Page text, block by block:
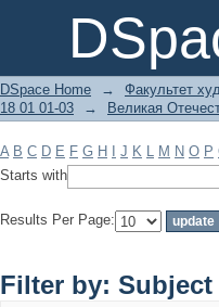
Filter by: Subject
DSpace Home → Факультет
18 01 01-03
→ Великая
A B C D E F G H J K L M N O P
Starts with
Results Per Page:
Filter by: Subject